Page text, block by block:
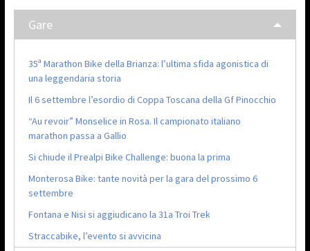
Gare
35ª Marathon Bike della Brianza: l’ultima sfida agonistica di
una leggendaria storia
Il 6 settembre l’esordio di Coppa Toscana della Gf Pinocchio
“Au revoir” Monselice in Rosa. Il campionato italiano
marathon passa a Gallio
Si chiude il Prealpi Bike Challenge: buona la prima
Monterosa Bike: tante novità per la gara del prossimo 6
settembre
Fontana e Nisi si aggiudicano la 31a Troi Trek
Straccabike, l’evento si avvicina